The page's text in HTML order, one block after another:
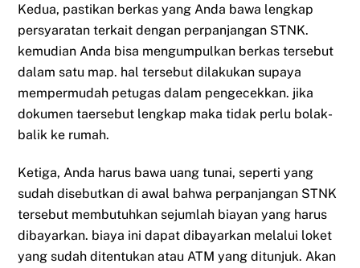
Kedua, pastikan berkas yang Anda bawa lengkap
persyaratan terkait dengan perpanjangan STNK.
kemudian Anda bisa mengumpulkan berkas tersebut
dalam satu map. hal tersebut dilakukan supaya
mempermudah petugas dalam pengecekkan. jika
dokumen taersebut lengkap maka tidak perlu bolak-
balik ke rumah.
Ketiga, Anda harus bawa uang tunai, seperti yang
sudah disebutkan di awal bahwa perpanjangan STNK
tersebut membutuhkan sejumlah biayan yang harus
dibayarkan. biaya ini dapat dibayarkan melalui loket
yang sudah ditentukan atau ATM yang ditunjuk. Akan